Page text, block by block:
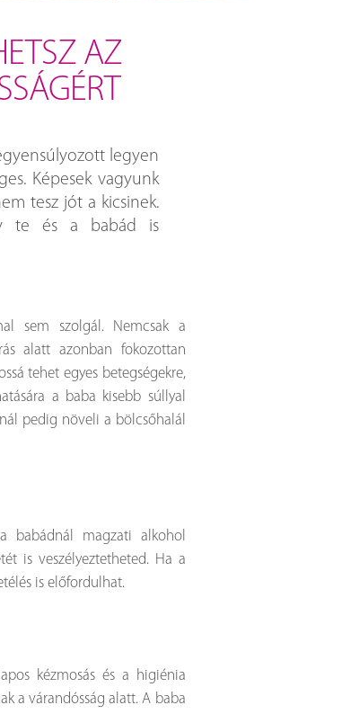
AZ
legyen
Képesek vagyunk
tesz jót a kicsinek.
te és a babád is
sem szolgál. Nemcsak a
alatt azonban fokozottan
tehet egyes betegségekre,
a baba kisebb súllyal
pedig növeli a bölcsőhalál
babádnál magzati alkohol
is veszélyeztetheted. Ha a
is előfordulhat.
kézmosás és a higiénia
a várandósság alatt. A baba